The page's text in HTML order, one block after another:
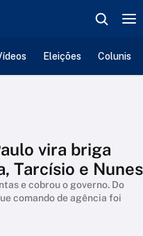
Eleições
vira briga
Tarcísio e Nunes
e cobrou o governo. Do
comando de agência foi